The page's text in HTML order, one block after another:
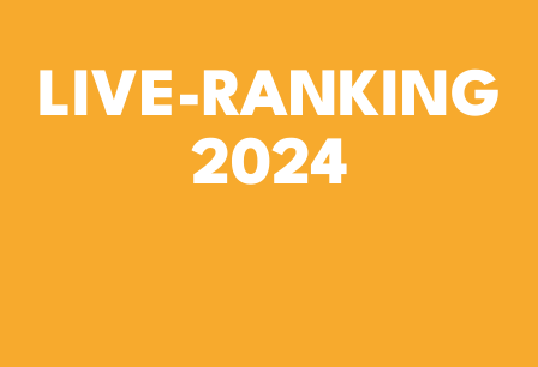
LIVE-RANKING
2024